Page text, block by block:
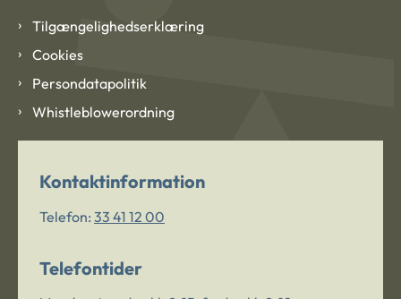
Tilgængelighedserklæring
Cookies
Persondatapolitik
Whistleblowerordning
Kontaktinformation
Telefon: 33 41 12 00
Telefontider